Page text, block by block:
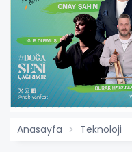
Anasayfa Teknoloji